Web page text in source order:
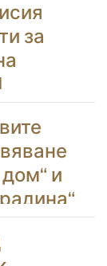
за
и